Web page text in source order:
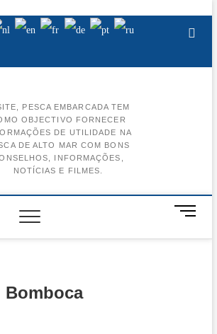
PESCA EMBARCADA TEM
OBJECTIVO FORNECER
DE UTILIDADE NA
DE ALTO MAR COM BONS
INFORMAÇÕES,
NOTÍCIAS E FILMES.
M
n
Bomboca